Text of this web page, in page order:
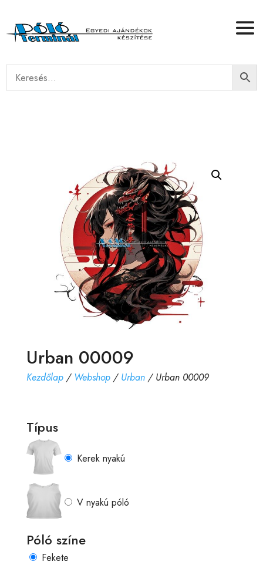
Urban 00009
Kezdőlap/ Webshop/ Urban/ Urban 00009
Típus
Kerek nyakú
V nyakú póló
Póló színe
Fekete